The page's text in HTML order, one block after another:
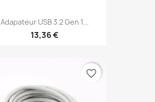
Adapateur USB 3.2 Gen 1...
13,36 €
favorite_border